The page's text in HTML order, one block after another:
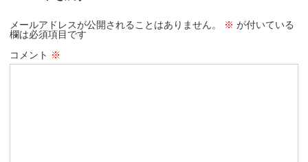
メールアドレスが公開されることはありません。 ※ が付いている
欄は必須項目です
コメント ※